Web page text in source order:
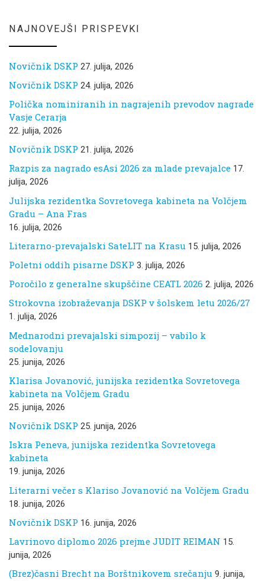
NAJNOVEJŠI PRISPEVKI
Novičnik DSKP 27. julija, 2026
Novičnik DSKP 24. julija, 2026
Polička nominiranih in nagrajenih prevodov nagrade
Vasje Cerarja
22. julija, 2026
Novičnik DSKP 21. julija, 2026
Razpis za nagrado esAsi 2026 za mlade prevajalce 17.
julija, 2026
Julijska rezidentka Sovretovega kabineta na Volčjem
Gradu – Ana Fras
16. julija, 2026
Literarno-prevajalski SateLIT na Krasu 15. julija, 2026
Poletni oddih pisarne DSKP 3. julija, 2026
Poročilo z generalne skupščine CEATL 2026 2. julija, 2026
Strokovna izobraževanja DSKP v šolskem letu 2026/27
1. julija, 2026
Mednarodni prevajalski simpozij – vabilo k
sodelovanju
25. junija, 2026
Klarisa Jovanović, junijska rezidentka Sovretovega
kabineta na Volčjem Gradu
25. junija, 2026
Novičnik DSKP 25. junija, 2026
Iskra Peneva, junijska rezidentka Sovretovega
kabineta
19. junija, 2026
Literarni večer s Klariso Jovanović na Volčjem Gradu
18. junija, 2026
Novičnik DSKP 16. junija, 2026
Lavrinovo diplomo 2026 prejme JUDIT REIMAN 15.
junija, 2026
(Brez)časni Brecht na Borštnikovem srečanju 9. junija,